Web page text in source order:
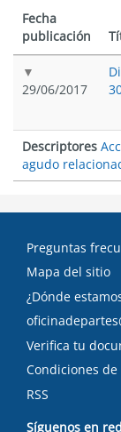
Fecha
publicación
29/06/2017
Descriptores
agudo
Preguntas
Mapa del sitio
¿Dónde
Verifica tu
Condiciones de
RSS
Síguenos en